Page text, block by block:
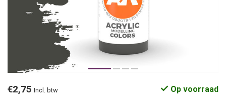
€2,75 Incl. btw Op voorraad